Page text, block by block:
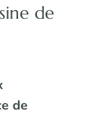
de
de